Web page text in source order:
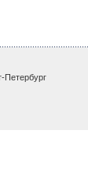
Петербург